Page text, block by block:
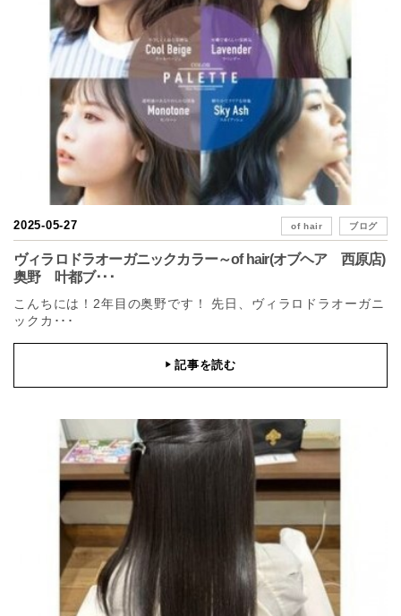
2025-05-27 of hair ブログ
ヴィラロドラオーガニックカラー～of hair(オブヘア 西原店)
奥野 叶都ブ･･･
こんちには！2年目の奥野です！ 先日、ヴィラロドラオーガニ
ックカ･･･
▶記事を読む